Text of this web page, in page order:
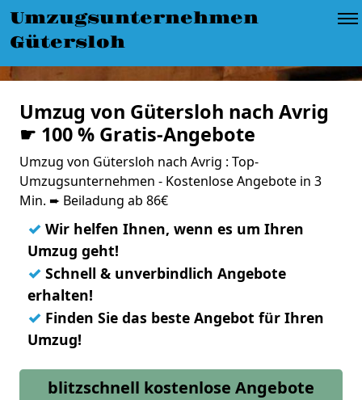
Umzugsunternehmen
Gütersloh
Umzug von Gütersloh nach Avrig
☛ 100 % Gratis-Angebote
Umzug von Gütersloh nach Avrig : Top-
Umzugsunternehmen - Kostenlose Angebote in 3
Min. ➨ Beiladung ab 86€
✓ Wir helfen Ihnen, wenn es um Ihren
Umzug geht!
✓ Schnell & unverbindlich Angebote
erhalten!
✓ Finden Sie das beste Angebot für Ihren
Umzug!
blitzschnell kostenlose Angebote